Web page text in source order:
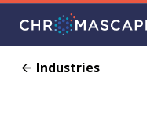
Industries